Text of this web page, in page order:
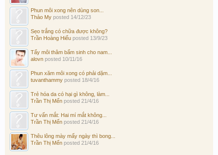
Phun môi xong nên dùng son...
Thảo My posted 14/12/23
Sẹo trắng có chữa được không?
Trần Hoàng Hiếu posted 13/9/23
Tẩy môi thâm bẩm sinh cho nam...
alovn posted 10/11/16
Phun xăm môi xong có phải dặm...
tuvanthammy posted 18/4/16
Trẻ hóa da có hại gì không, làm...
Trần Thị Mến posted 21/4/16
Tư vấn mắt: Hai mí mắt không...
Trần Thị Mến posted 21/4/16
Thêu lông mày mấy ngày thì bong...
Trần Thị Mến posted 21/4/16